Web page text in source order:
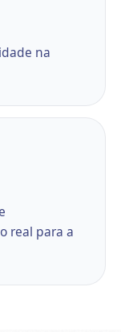
na
real para a